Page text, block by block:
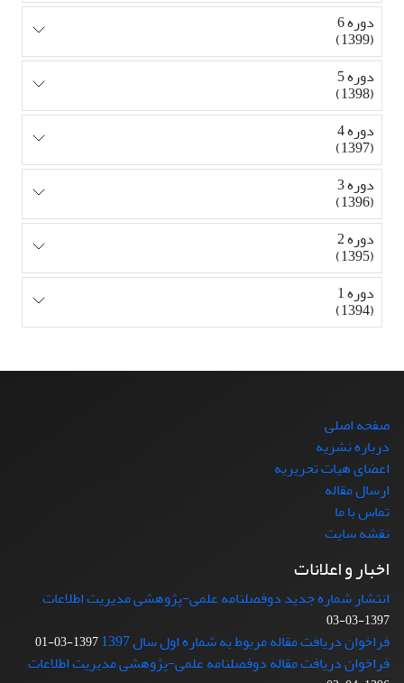
دوره 6
(1399)
دوره 5
(1398)
دوره 4
(1397)
دوره 3
(1396)
دوره 2
(1395)
دوره 1
(1394)
صفحه اصلی
درباره نشریه
اعضای هیات تحریریه
ارسال مقاله
تماس با ما
نقشه سایت
اخبار و اعلانات
انتشار شماره جدید دوفصلنامه علمی-پژوهشی مدیریت اطلاعات
1397-03-03
فراخوان دریافت مقاله مربوط به شماره اول سال 1397 1397-03-01
فراخوان دریافت مقاله دوفصلنامه علمی-پژوهشی مدیریت اطلاعات